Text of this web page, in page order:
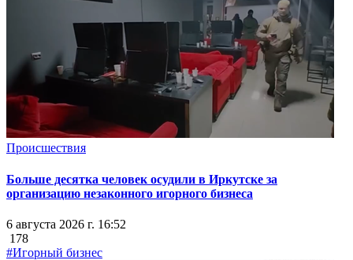
Происшествия
Больше десятка человек осудили в Иркутске за
организацию незаконного игорного бизнеса
6 августа 2026 г. 16:52
178
#Игорный бизнес